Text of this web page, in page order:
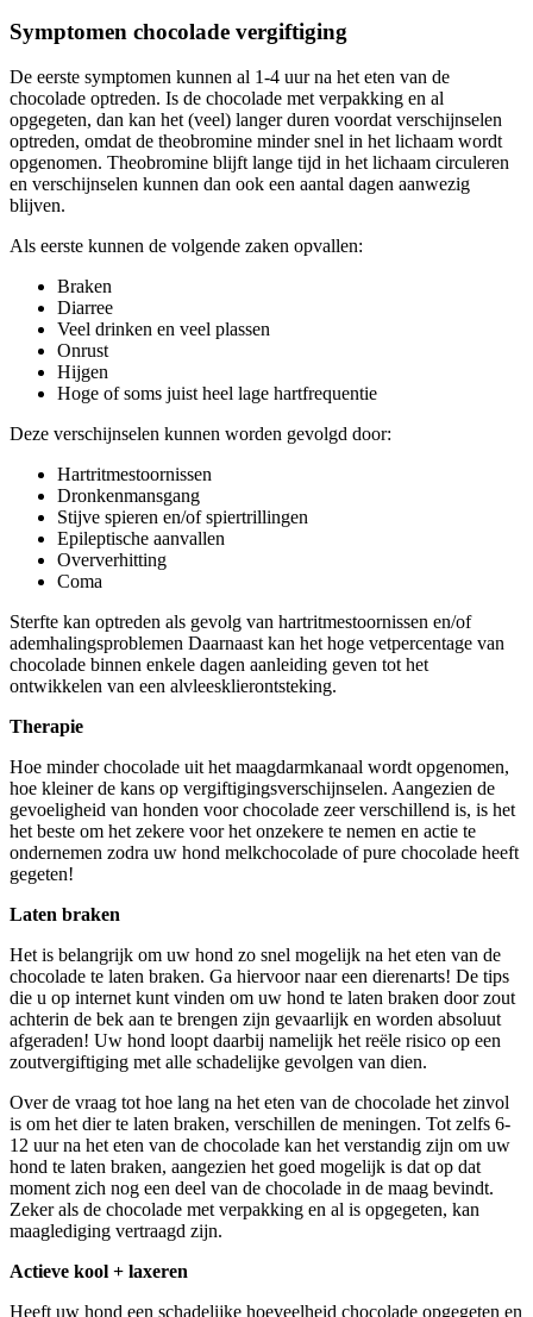
Symptomen chocolade vergiftiging
De eerste symptomen kunnen al 1-4 uur na het eten van de
chocolade optreden. Is de chocolade met verpakking en al
opgegeten, dan kan het (veel) langer duren voordat verschijnselen
optreden, omdat de theobromine minder snel in het lichaam wordt
opgenomen. Theobromine blijft lange tijd in het lichaam circuleren
en verschijnselen kunnen dan ook een aantal dagen aanwezig
blijven.
Als eerste kunnen de volgende zaken opvallen:
Braken
Diarree
Veel drinken en veel plassen
Onrust
Hijgen
Hoge of soms juist heel lage hartfrequentie
Deze verschijnselen kunnen worden gevolgd door:
Hartritmestoornissen
Dronkenmansgang
Stijve spieren en/of spiertrillingen
Epileptische aanvallen
Oververhitting
Coma
Sterfte kan optreden als gevolg van hartritmestoornissen en/of
ademhalingsproblemen Daarnaast kan het hoge vetpercentage van
chocolade binnen enkele dagen aanleiding geven tot het
ontwikkelen van een alvleesklierontsteking.
Therapie
Hoe minder chocolade uit het maagdarmkanaal wordt opgenomen,
hoe kleiner de kans op vergiftigingsverschijnselen. Aangezien de
gevoeligheid van honden voor chocolade zeer verschillend is, is het
het beste om het zekere voor het onzekere te nemen en actie te
ondernemen zodra uw hond melkchocolade of pure chocolade heeft
gegeten!
Laten braken
Het is belangrijk om uw hond zo snel mogelijk na het eten van de
chocolade te laten braken. Ga hiervoor naar een dierenarts! De tips
die u op internet kunt vinden om uw hond te laten braken door zout
achterin de bek aan te brengen zijn gevaarlijk en worden absoluut
afgeraden! Uw hond loopt daarbij namelijk het reële risico op een
zoutvergiftiging met alle schadelijke gevolgen van dien.
Over de vraag tot hoe lang na het eten van de chocolade het zinvol
is om het dier te laten braken, verschillen de meningen. Tot zelfs 6-
12 uur na het eten van de chocolade kan het verstandig zijn om uw
hond te laten braken, aangezien het goed mogelijk is dat op dat
moment zich nog een deel van de chocolade in de maag bevindt.
Zeker als de chocolade met verpakking en al is opgegeten, kan
maaglediging vertraagd zijn.
Actieve kool + laxeren
Heeft uw hond een schadelijke hoeveelheid chocolade opgegeten en